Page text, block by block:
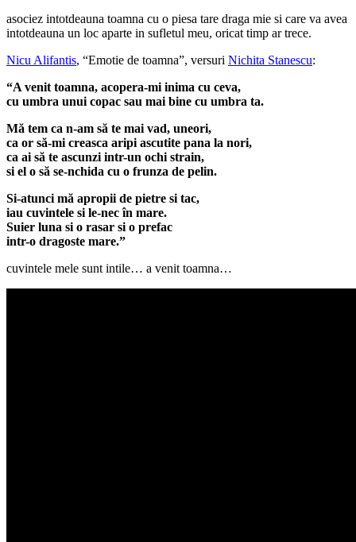
asociez intotdeauna toamna cu o piesa tare draga mie si care va avea
intotdeauna un loc aparte in sufletul meu, oricat timp ar trece.
Nicu Alifantis, “Emotie de toamna”, versuri Nichita Stanescu:
“A venit toamna, acopera-mi inima cu ceva,
cu umbra unui copac sau mai bine cu umbra ta.
Mă tem ca n-am să te mai vad, uneori,
ca or să-mi creasca aripi ascutite pana la nori,
ca ai să te ascunzi intr-un ochi strain,
si el o să se-nchida cu o frunza de pelin.
Si-atunci mă apropii de pietre si tac,
iau cuvintele si le-nec în mare.
Suier luna si o rasar si o prefac
intr-o dragoste mare.”
cuvintele mele sunt intile… a venit toamna…